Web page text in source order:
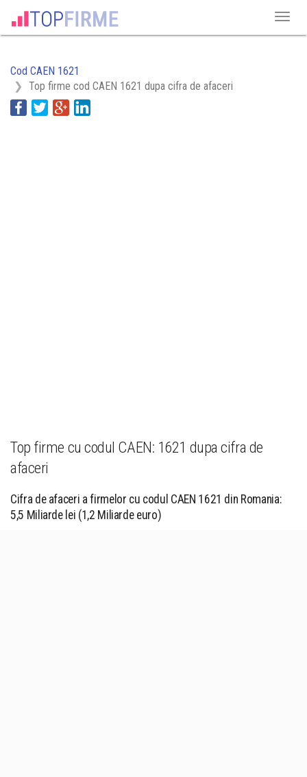
Cod CAEN 1621
Top firme cod CAEN 1621 dupa cifra de afaceri
Top firme cu codul CAEN: 1621 dupa cifra de
afaceri
Cifra de afaceri a firmelor cu codul CAEN 1621 din Romania:
5,5 Miliarde lei (1,2 Miliarde euro)